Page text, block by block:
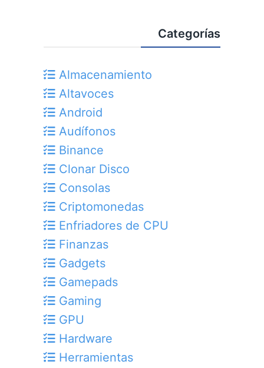
Categorías
Almacenamiento
Altavoces
Android
Audífonos
Binance
Clonar Disco
Consolas
Criptomonedas
Enfriadores de CPU
Finanzas
Gadgets
Gamepads
Gaming
GPU
Hardware
Herramientas